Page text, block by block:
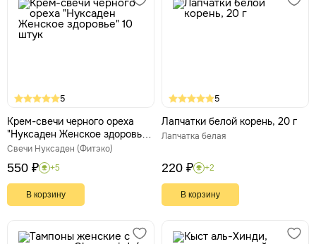
5
Крем-свечи черного ореха
"Нуксаден Женское здоровье"
10 штук
Свечи Нуксаден (Фитэко)
550 ₽ +5
В корзину
5
Лапчатки белой корень, 20 г
Лапчатка белая
220 ₽ +2
В корзину